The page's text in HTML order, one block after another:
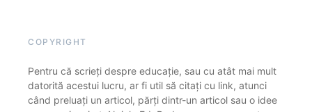
COPYRIGHT
Pentru că scrieți despre educație, sau cu atât mai mult
datorită acestui lucru, ar fi util să citați cu link, atunci
când preluați un articol, părți dintr-un articol sau o idee